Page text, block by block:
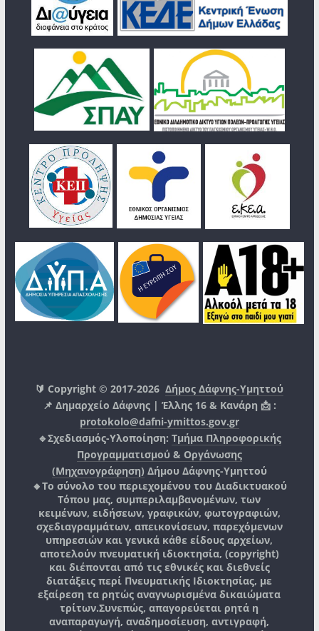
🔰 Copyright © 2017-2026Δήμος Δάφνης-Υμηττού
📌 Δημαρχείο Δάφνης | Έλλης 16 & Κανάρη 📩 :
protokolo@dafni-ymittos.gov.gr
🔹Σχεδιασμός-Υλοποίηση: Τμήμα Πληροφορικής
Προγραμματισμού & Οργάνωσης
(Μηχανογράφηση) Δήμου Δάφνης-Υμηττού
🔸Το σύνολο του περιεχομένου του Διαδικτυακού
Τόπου μας, συμπεριλαμβανομένων, των
κειμένων, ειδήσεων, γραφικών, φωτογραφιών,
σχεδιαγραμμάτων, απεικονίσεων, παρεχόμενων
υπηρεσιών και γενικά κάθε είδους αρχείων,
αποτελούν πνευματική ιδιοκτησία, (copyright)
και διέπονται από τις εθνικές και διεθνείς
διατάξεις περί Πνευματικής Ιδιοκτησίας, με
εξαίρεση τα ρητώς αναγνωρισμένα δικαιώματα
τρίτων.Συνεπώς, απαγορεύεται ρητά η
αναπαραγωγή, αναδημοσίευση, αντιγραφή,